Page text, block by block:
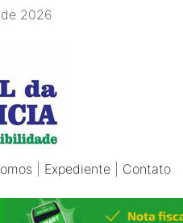
2026
Expediente Contato